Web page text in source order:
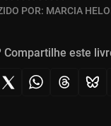
POR: MARCIA
Compartilhe este